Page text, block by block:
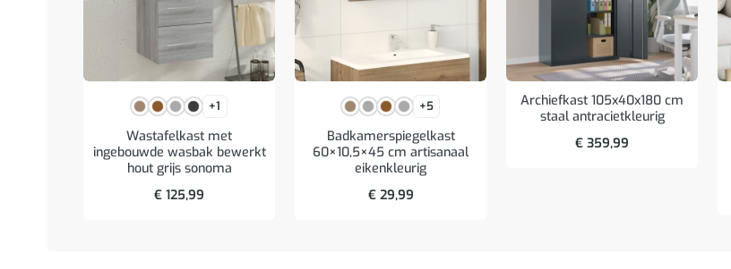
+1
Wastafelkast met
ingebouwde wasbak bewerkt
hout grijs sonoma
€ 125,99
+5
Badkamerspiegelkast
60×10,5×45 cm artisanaal
eikenkleurig
€29,99
Archiefkast 105x40x180 cm
staal antracietkleurig
€ 359,99